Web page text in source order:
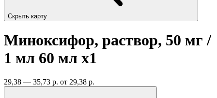
Скрыть карту
Миноксифор, раствор, 50 мг /
1 мл 60 мл x1
29,38 — 35,73 р. от 29,38 р.